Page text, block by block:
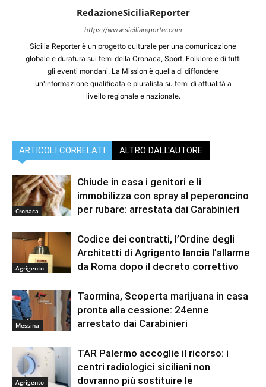
RedazioneSiciliaReporter
https://www.siciliareporter.com
Sicilia Reporter è un progetto culturale per una comunicazione
globale e duratura sui temi della Cronaca, Sport, Folklore e di tutti
gli eventi mondani. La Mission è quella di diffondere
un'informazione qualificata e pluralista su temi di attualità a
livello regionale e nazionale.
ARTICOLI CORRELATI ALTRO DALL'AUTORE
Cronaca
Chiude in casa i genitori e li
immobilizza con spray al peperoncino
per rubare: arrestata dai Carabinieri
Agrigento
Codice dei contratti, l’Ordine degli
Architetti di Agrigento lancia l’allarme
da Roma dopo il decreto correttivo
Messina
Taormina, Scoperta marijuana in casa
pronta alla cessione: 24enne
arrestato dai Carabinieri
Agrigento
TAR Palermo accoglie il ricorso: i
centri radiologici siciliani non
dovranno più sostituire le